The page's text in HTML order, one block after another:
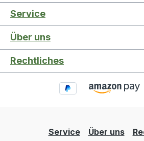
Service
Über uns
Rechtliches
Service Über uns